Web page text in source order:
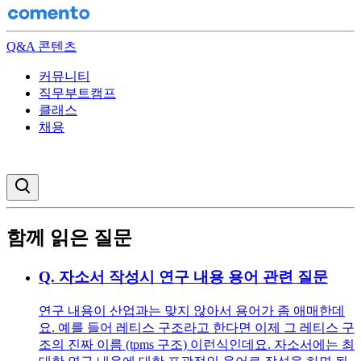
Q&A 콘텐츠
커뮤니티
직무부트캠프
클래스
채용
함께 읽은 질문
Q. 자소서 작성시 연구 내용 용어 관련 질문
연구 내용이 산업과는 맞지 않아서 용어가 좀 애매한데
요. 예를 들어 레티스 구조라고 한다면 이제 그 레티스 구
조의 진짜 이름 (tpms 구조) 이런식인데요. 자소서에는 최